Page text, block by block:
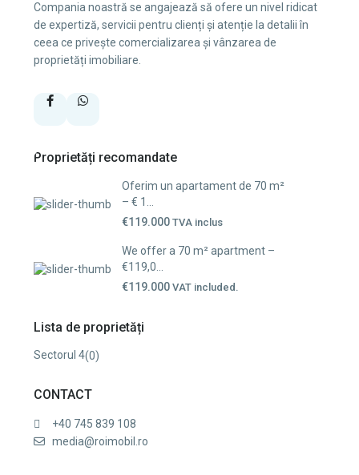
Compania noastră se angajează să ofere un nivel ridicat
de expertiză, servicii pentru clienți și atenție la detalii în
ceea ce privește comercializarea și vânzarea de
proprietăți imobiliare.
Proprietăți recomandate
Oferim un apartament de 70 m²
– € 1...
€119.000 TVA inclus
We offer a 70 m² apartment –
€119,0...
€119.000 VAT included.
Lista de proprietăți
Sectorul 4(0)
CONTACT
+40 745 839 108
media@roimobil.ro